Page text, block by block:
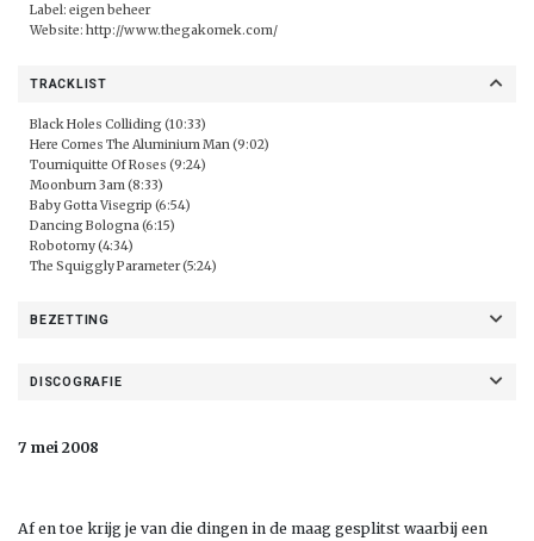
Label: eigen beheer
Website: http://www.thegakomek.com/
TRACKLIST
Black Holes Colliding (10:33)
Here Comes The Aluminium Man (9:02)
Tourniquitte Of Roses (9:24)
Moonburn 3am (8:33)
Baby Gotta Visegrip (6:54)
Dancing Bologna (6:15)
Robotomy (4:34)
The Squiggly Parameter (5:24)
BEZETTING
DISCOGRAFIE
7 mei 2008
Af en toe krijg je van die dingen in de maag gesplitst waarbij een